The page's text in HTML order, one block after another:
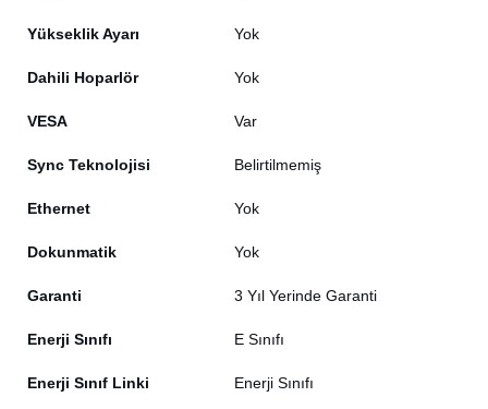
Yükseklik Ayarı Yok
Dahili Hoparlör Yok
VESA Var
Sync Teknolojisi Belirtilmemiş
Ethernet Yok
Dokunmatik Yok
Garanti 3 Yıl Yerinde Garanti
Enerji Sınıfı E Sınıfı
Enerji Sınıf Linki Enerji Sınıfı